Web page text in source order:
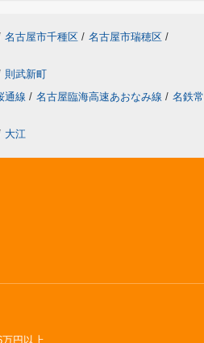
名古屋市千種区 / 名古屋市瑞穂区 /
則武新町
通線 / 名古屋臨海高速あおなみ線 / 名鉄
大江
円以上